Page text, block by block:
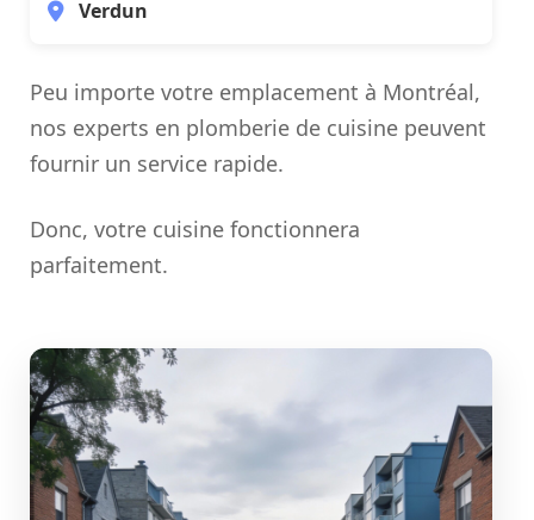
Verdun
Peu importe votre emplacement à Montréal,
nos experts en plomberie de cuisine peuvent
fournir un service rapide.
Donc, votre cuisine fonctionnera
parfaitement.